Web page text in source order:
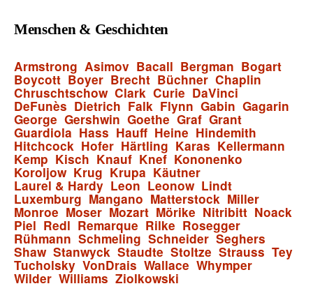
Menschen & Geschichten
Armstrong Asimov Bacall Bergman Bogart
Boycott Boyer Brecht Büchner Chaplin
Chruschtschow Clark Curie DaVinci
DeFunès Dietrich Falk Flynn Gabin Gagarin
George Gershwin Goethe Graf Grant
Guardiola Hass Hauff Heine Hindemith
Hitchcock Hofer Härtling Karas Kellermann
Kemp Kisch Knauf Knef Kononenko
Koroljow Krug Krupa Käutner
Laurel & Hardy Leon Leonow Lindt
Luxemburg Mangano Matterstock Miller
Monroe Moser Mozart Mörike Nitribitt Noack
Piel Redl Remarque Rilke Rosegger
Rühmann Schmeling Schneider Seghers
Shaw Stanwyck Staudte Stoltze Strauss Tey
Tucholsky VonDrais Wallace Whymper
Wilder Williams Ziolkowski